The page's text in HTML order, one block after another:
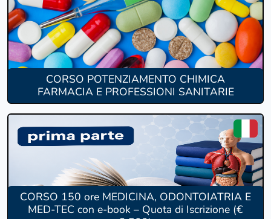
CORSO POTENZIAMENTO CHIMICA
FARMACIA E PROFESSIONI SANITARIE
CORSO 150 ore MEDICINA, ODONTOIATRIA E
MED-TEC con e-book – Quota di Iscrizione (€